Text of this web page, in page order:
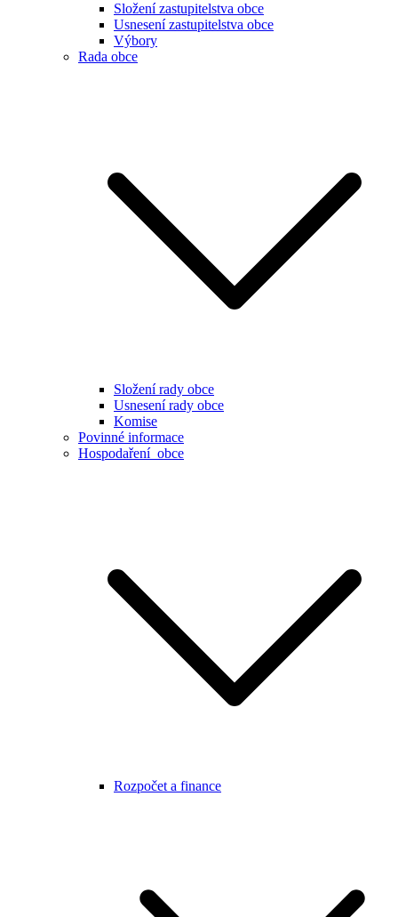
Složení zastupitelstva obce
Usnesení zastupitelstva obce
Výbory
Rada obce
Složení rady obce
Usnesení rady obce
Komise
Povinné informace
Hospodaření obce
Rozpočet a finance